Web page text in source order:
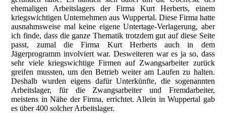
ehemaligen Arbeitslagers der Firma Kurt Herberts, einem
kriegswichtigen Unternehmen aus Wuppertal. Diese Firma hatte
ausnahmsweise mal keine eigene Untertage-Verlagerung, aber
ich finde, dass die ganze Thematik trotzdem gut auf diese Seite
passt, zumal die Firma Kurt Herberts auch in dem
Jägerprogramm involviert war. Desweiteren war es ja so, dass
sehr viele kriegswichtige Firmen auf Zwangsarbeiter zurück
greifen mussten, um den Betrieb weiter am Laufen zu halten.
Deshalb wurden eigens dafür Unterkünfte, die sogenannten
Arbeitslager, für die Zwangsarbeiter und Fremdarbeiter,
meistens in Nähe der Firma, errichtet. Allein in Wuppertal gab
es über 400 solcher Arbeitslager.